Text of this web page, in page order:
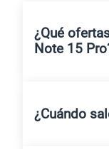
¿Qué
Note 15
¿Cuándo